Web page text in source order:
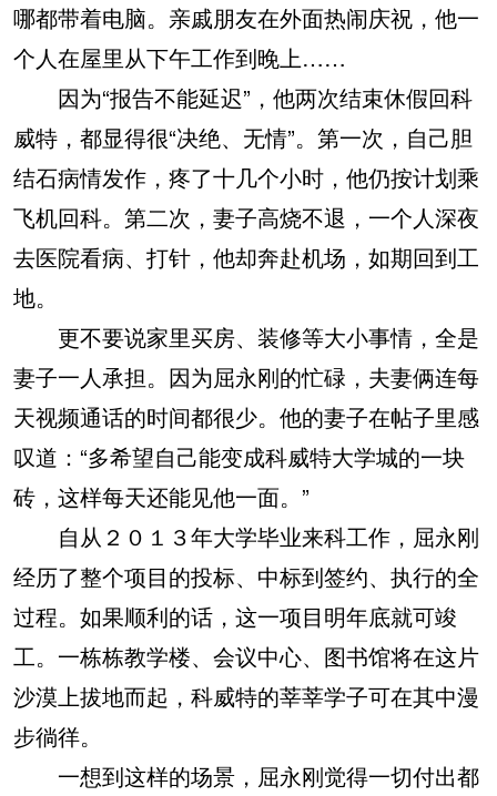
哪都带着电脑。亲戚朋友在外面热闹庆祝，他一
个人在屋里从下午工作到晚上……
因为“报告不能延迟”，他两次结束休假回科
威特，都显得很“决绝、无情”。第一次，自己胆
结石病情发作，疼了十几个小时，他仍按计划乘
飞机回科。第二次，妻子高烧不退，一个人深夜
去医院看病、打针，他却奔赴机场，如期回到工
地。
更不要说家里买房、装修等大小事情，全是
妻子一人承担。因为屈永刚的忙碌，夫妻俩连每
天视频通话的时间都很少。他的妻子在帖子里感
叹道：“多希望自己能变成科威特大学城的一块
砖，这样每天还能见他一面。”
自从２０１３年大学毕业来科工作，屈永刚
经历了整个项目的投标、中标到签约、执行的全
过程。如果顺利的话，这一项目明年底就可竣
工。一栋栋教学楼、会议中心、图书馆将在这片
沙漠上拔地而起，科威特的莘莘学子可在其中漫
步徜徉。
一想到这样的场景，屈永刚觉得一切付出都